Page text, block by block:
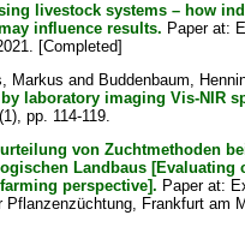
livestock systems – how
influence results. Paper at:
[Completed]
Markus and Buddenbaum,
laboratory imaging Vis‐NIR
pp. 114-119.
von Zuchtmethoden
Landbaus [Evaluating
perspective]. Paper at:
Pflanzenzüchtung, Frankfurt am